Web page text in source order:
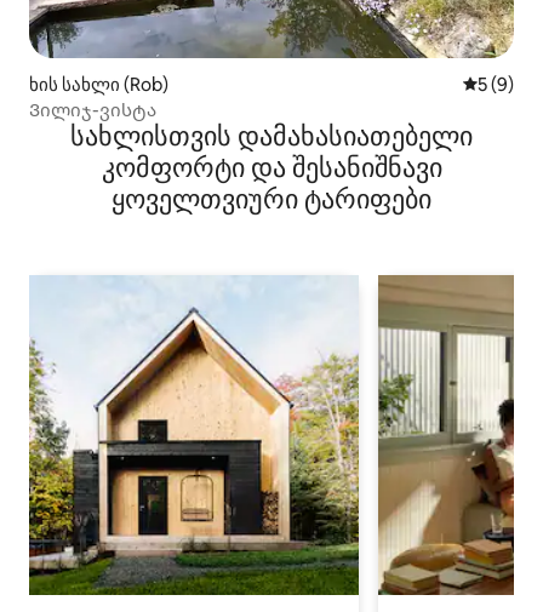
ხის სახლი (Rob) საშუალო
5 (9)
Ვილიჯ-ვისტა
სახლისთვის დამახასიათებელი
კომფორტი და შესანიშნავი
ყოველთვიური ტარიფები